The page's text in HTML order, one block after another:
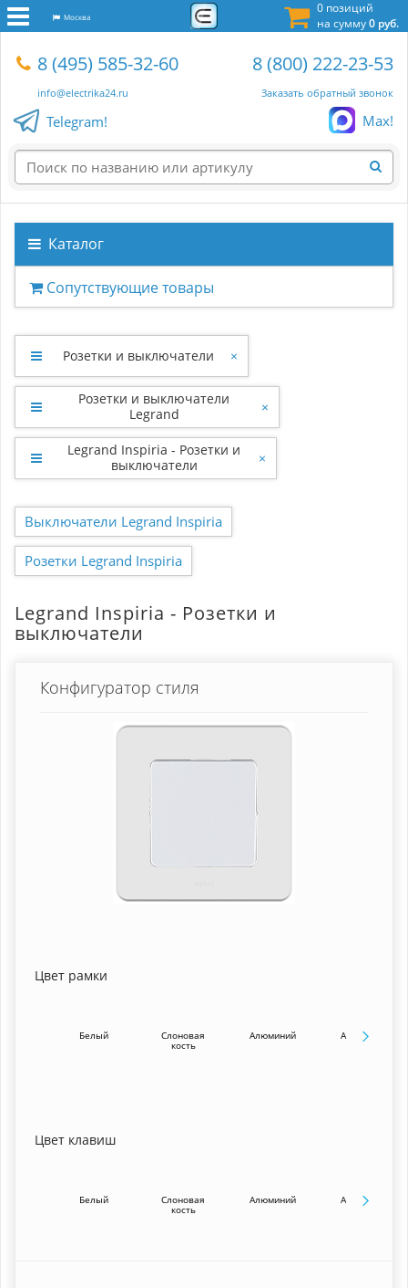
0 позиций
на сумму0 руб.
Москва
8 (495) 585-32-60
info@electrika24.ru
8 (800) 222-23-53
Заказать обратный звонок
Telegram! Max!
Каталог
Сопутствующие товары
Розетки и выключатели ×
Розетки и выключатели
Legrand
×
Legrand Inspiria - Розетки и
выключатели
×
Выключатели Legrand Inspiria
Розетки Legrand Inspiria
Legrand Inspiria - Розетки и
выключатели
Конфигуратор стиля
Цвет рамки
Белый Слоновая
кость
Алюминий Антрацит
Цвет клавиш
Белый Слоновая
кость
Алюминий Антрацит